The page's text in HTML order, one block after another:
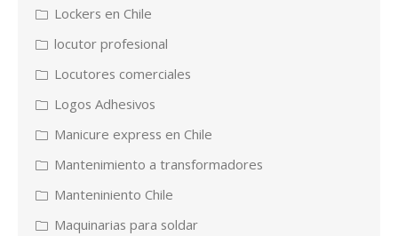
Lockers en Chile
locutor profesional
Locutores comerciales
Logos Adhesivos
Manicure express en Chile
Mantenimiento a transformadores
Manteniniento Chile
Maquinarias para soldar